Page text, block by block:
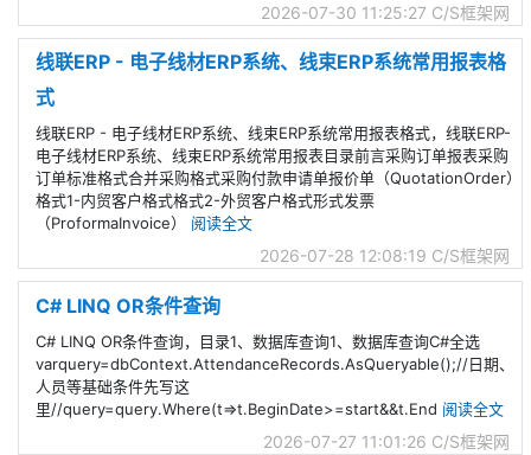
2026-07-30 11:25:27 C/S框架网
线联ERP - 电子线材ERP系统、线束ERP系统常用报表格
式
线联ERP - 电子线材ERP系统、线束ERP系统常用报表格式，线联ERP-
电子线材ERP系统、线束ERP系统常用报表目录前言采购订单报表采购
订单标准格式合并采购格式采购付款申请单报价单（QuotationOrder）
格式1-内贸客户格式格式2-外贸客户格式形式发票
（ProformaInvoice） 阅读全文
2026-07-28 12:08:19 C/S框架网
C# LINQ OR条件查询
C# LINQ OR条件查询，目录1、数据库查询1、数据库查询C#全选
varquery=dbContext.AttendanceRecords.AsQueryable();//日期、
人员等基础条件先写这
里//query=query.Where(t=>t.BeginDate>=start&&t.End 阅读全文
2026-07-27 11:01:26 C/S框架网